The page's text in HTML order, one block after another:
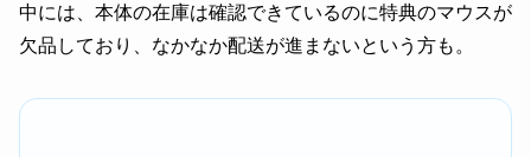
中には、本体の在庫は確認できているのに特典のマウスが
欠品しており、なかなか配送が進まないという方も。